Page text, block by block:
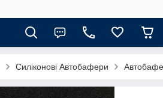
Силіконові Автобафери